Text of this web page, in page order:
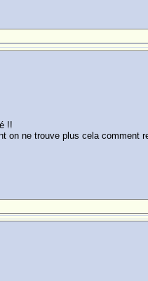
!!
on ne trouve plus cela comment